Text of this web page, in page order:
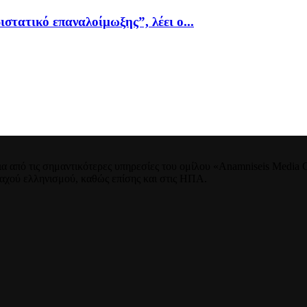
επαναλοίμωξης”, λέει ο...